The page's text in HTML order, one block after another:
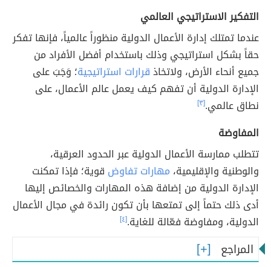
التفكير الاستراتيجي العالمي
عندما تمتلك إدارة الأعمال الدولية منظوراً عالمياً، فإنها تفكر
حقاً بشكل استراتيجي وذلك باستخدام أفضل الأفراد من
جميع أنحاء الأرض، ولاتخاذقرارات استراتيجية؛ وَجَبَ على
الإدارة الدولية أن تفهم كيف يعمل عالم الأعمال، على
نطاق عالمي.[٣]
المفاوضة
تتطلب ممارسة الأعمال الدولية عبر الحدود العرقية،
والوطنية والإقليمية، مهارات تفاوض قوية؛ فإذا تمكنت
الإدارة الدولية من إضافة هذه المهارات والخصائص إليها
أدى ذلك حتماً إلى تمتعها بأن تكون رائدة في مجال الأعمال
الدولية، ومفاوضة فعّالة للغاية.[٤]
المراجع